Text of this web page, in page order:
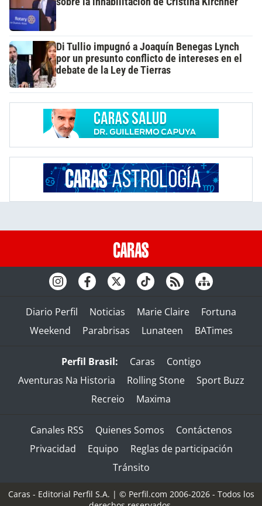
Di Tullio impugnó a Joaquín Benegas Lynch
por un presunto conflicto de intereses en el
debate de la Ley de Tierras
Diario Perfil Noticias Marie Claire
Fortuna
Weekend
Parabrisas Lunateen BATimes
Perfil Brasil: Caras
Contigo
Aventuras Na Historia
Rolling Stone
Sport Buzz
Recreio
Maxima
Canales RSS Quienes Somos
Contáctenos
Privacidad
Equipo
Reglas de participación
Tránsito
Caras - Editorial Perfil S.A. | © Perfil.com 2006-2026 - Todos los